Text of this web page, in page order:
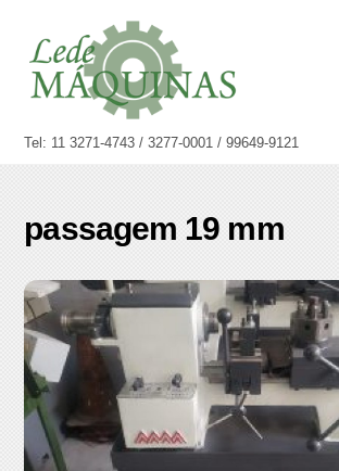
content
Tel: 11 3271-4743 / 3277-0001 / 99649-9121
passagem 19 mm